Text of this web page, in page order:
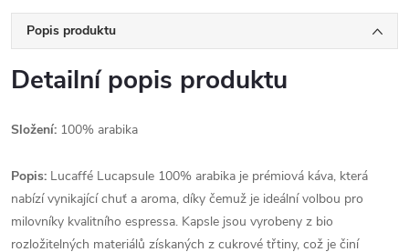
Popis produktu
Detailní popis produktu
Složení: 100% arabika
Popis: Lucaffé Lucapsule 100% arabika je prémiová káva, která
nabízí vynikající chuť a aroma, díky čemuž je ideální volbou pro
milovníky kvalitního espressa. Kapsle jsou vyrobeny z bio
rozložitelných materiálů získaných z cukrové třtiny, což je činí